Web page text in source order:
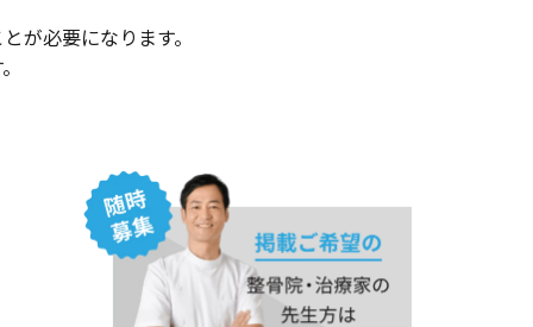
が必要になります。